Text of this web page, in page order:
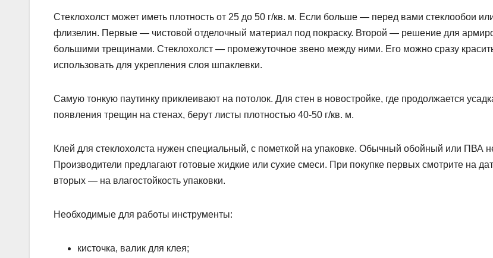
Стеклохолст может иметь плотность от 25 до 50 г/кв. м. Если больше — перед вами стеклообои
флизелин. Первые — чистовой отделочный материал под покраску. Второй — решение для
большими трещинами. Стеклохолст — промежуточное звено между ними. Его можно сразу
использовать для укрепления слоя шпаклевки.
Самую тонкую паутинку приклеивают на потолок. Для стен в новостройке, где продолжается
появления трещин на стенах, берут листы плотностью 40-50 г/кв. м.
Клей для стеклохолста нужен специальный, с пометкой на упаковке. Обычный обойный или ПВА
Производители предлагают готовые жидкие или сухие смеси. При покупке первых смотрите на
вторых — на влагостойкость упаковки.
Необходимые для работы инструменты:
кисточка, валик для клея;